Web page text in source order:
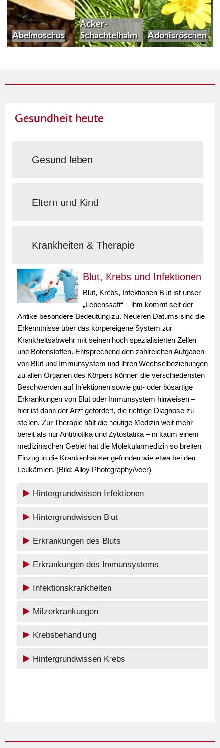
Abelmoschus
Acker-
Schachtelhalm
Adonisröschen
Gesundheit heute
Gesund leben
Eltern und Kind
Krankheiten & Therapie
Blut, Krebs und Infektionen
Blut, Krebs, Infektionen Blut ist unser
„Lebenssaft“ – ihm kommt seit der
Antike besondere Bedeutung zu. Neueren Datums sind die
Erkenntnisse über das körpereigene System zur
Krankheitsabwehr mit seinen hoch spezialisierten Zellen
und Botenstoffen. Entsprechend den zahlreichen Aufgaben
von Blut und Immunsystem und ihren Wechselbeziehungen
zu allen Organen des Körpers können die verschiedensten
Beschwerden auf Infektionen sowie gut- oder bösartige
Erkrankungen von Blut oder Immunsystem hinweisen –
hier ist dann der Arzt gefordert, die richtige Diagnose zu
stellen. Zur Therapie hält die heutige Medizin weit mehr
bereit als nur Antibiotika und Zytostatika – in kaum einem
medizinischen Gebiet hat die Molekularmedizin so breiten
Einzug in die Krankenhäuser gefunden wie etwa bei den
Leukämien. (Bild: Alloy Photography/veer)
Hintergrundwissen Infektionen
Hintergrundwissen Blut
Erkrankungen des Bluts
Erkrankungen des Immunsystems
Infektionskrankheiten
Milzerkrankungen
Krebsbehandlung
Hintergrundwissen Krebs